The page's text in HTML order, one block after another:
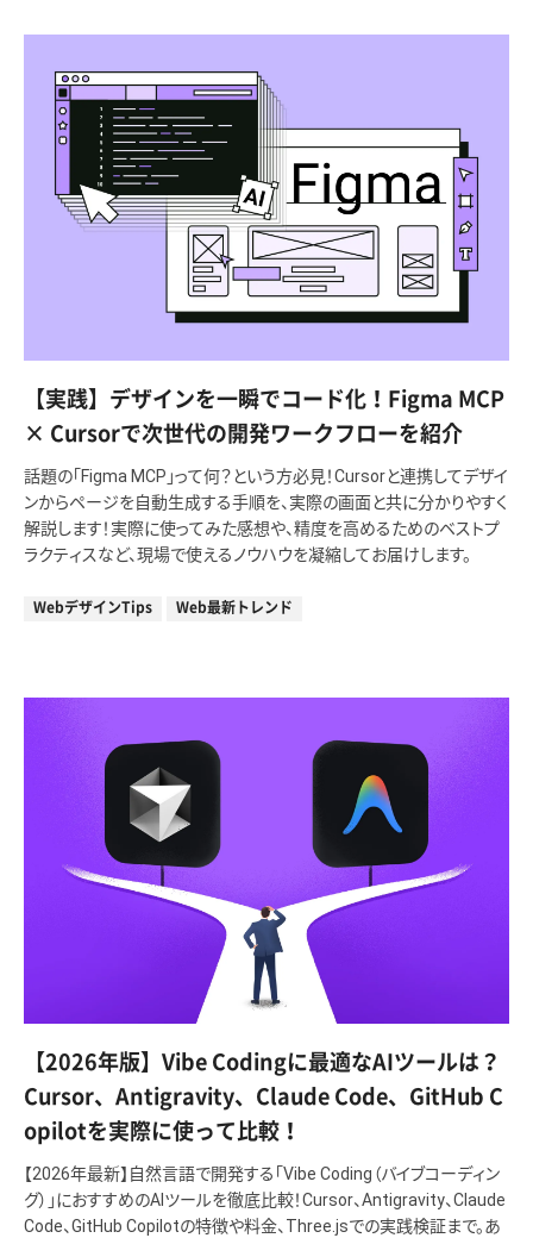
【実践】デザインを一瞬でコード化！Figma MCP
× Cursorで次世代の開発ワークフローを紹介
話題の「Figma MCP」って何？という方必見！Cursorと連携してデザイ
ンからページを自動生成する手順を、実際の画面と共に分かりやすく
解説します！実際に使ってみた感想や、精度を高めるためのベストプ
ラクティスなど、現場で使えるノウハウを凝縮してお届けします。
WebデザインTips Web最新トレンド
【2026年版】Vibe Codingに最適なAIツールは？
Cursor、Antigravity、Claude Code、GitHub C
opilotを実際に使って比較！
【2026年最新】自然言語で開発する「Vibe Coding（バイブコーディン
グ）」におすすめのAIツールを徹底比較！Cursor、Antigravity、Claude
Code、GitHub Copilotの特徴や料金、Three.jsでの実践検証まで。あ